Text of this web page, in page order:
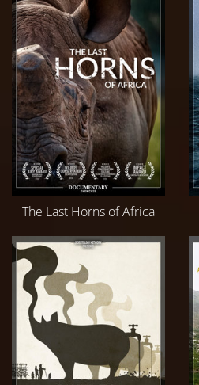
The Last Horns of Africa